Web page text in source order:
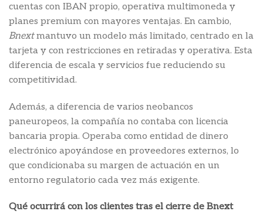
cuentas con IBAN propio, operativa multimoneda y
planes premium con mayores ventajas. En cambio,
Bnextmantuvo un modelo más limitado, centrado en la
tarjeta y con restricciones en retiradas y operativa. Esta
diferencia de escala y servicios fue reduciendo su
competitividad.
Además, a diferencia de varios neobancos
paneuropeos, la compañía no contaba con licencia
bancaria propia. Operaba como entidad de dinero
electrónico apoyándose en proveedores externos, lo
que condicionaba su margen de actuación en un
entorno regulatorio cada vez más exigente.
Qué ocurrirá con los clientes tras el cierre de Bnext